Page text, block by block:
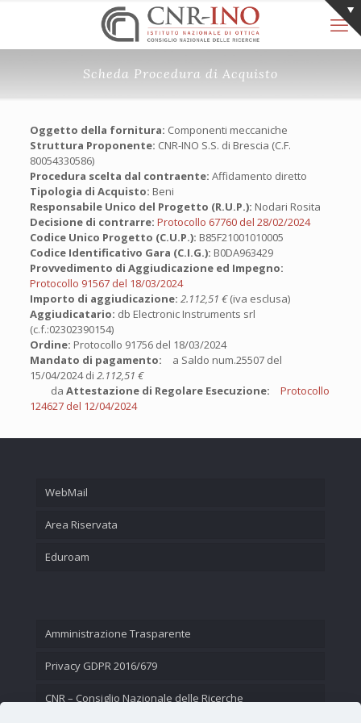
Scheda Procedura di Acquisto
Oggetto della fornitura: Componenti meccaniche
Struttura Proponente: CNR-INO S.S. di Brescia (C.F.
80054330586)
Procedura scelta dal contraente: Affidamento diretto
Tipologia di Acquisto: Beni
Responsabile Unico del Progetto (R.U.P.): Nodari Rosita
Decisione di contrarre: Protocollo 67760 del 28/02/2024
Codice Unico Progetto (C.U.P.): B85F21001010005
Codice Identificativo Gara (C.I.G.): B0DA963429
Provvedimento di Aggiudicazione ed Impegno:
Protocollo 91567 del 18/03/2024
Importo di aggiudicazione: 2.112,51 €(iva esclusa)
Aggiudicatario: db Electronic Instruments srl
(c.f.:02302390154)
Ordine: Protocollo 91756 del 18/03/2024
Mandato di pagamento: a Saldo num.25507 del
15/04/2024 di 2.112,51 €
da Attestazione di Regolare Esecuzione:
Protocollo
124627 del 12/04/2024
WebMail
Area Riservata
Eduroam
Amministrazione Trasparente
Privacy GDPR 2016/679
CNR – Consiglio Nazionale delle Ricerche